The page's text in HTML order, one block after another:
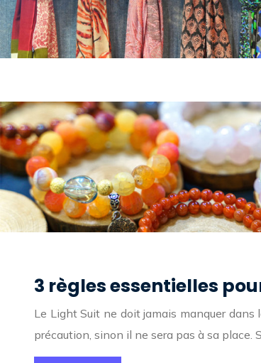
3 règles essentielles
Le Light Suit ne doit jamais manquer
précaution, sinon il ne sera pas à sa place.